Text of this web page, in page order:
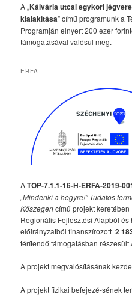
A „Kálvária utcai egykori
kialakítása” című programunk a
Programján elnyert 200 ezer
támogatásával valósul meg.
ERFA
ATOP-7.1.1-16-H-ERFA-2019-
„Mindenki a hegyre!” Tudatos
Kőszegencímű projekt
Regionális Fejlesztési Alapból
előirányzatból finanszírozott2
térítendő támogatásban
A projekt megvalósításának
A projekt fizikai befejezé-sének